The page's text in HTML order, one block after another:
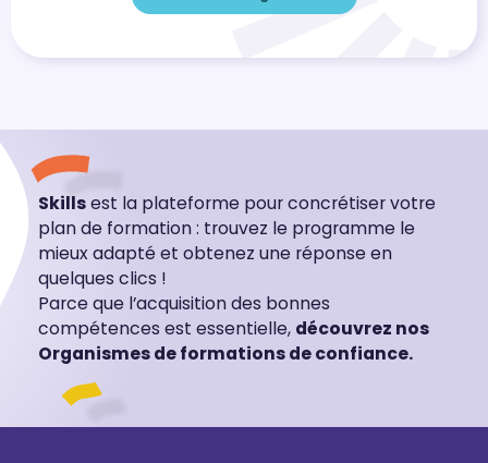
Skillsest la plateforme pour concrétiser votre
plan de formation : trouvez le programme le
mieux adapté et obtenez une réponse en
quelques clics !
Parce que l’acquisition des bonnes
compétences est essentielle, découvrez nos
Organismes de formations de confiance.